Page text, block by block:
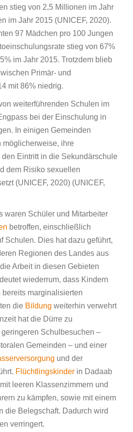
stieg von 2,5 Millionen im Jahr
im Jahr 2015 (UNICEF, 2020).
97 Mädchen pro 100 Jungen
stieg von 67%
im Jahr 2015. Trotzdem blieb
Primär- und
mit 86% niedrig.
weiterführenden Schulen im
bei der Einschulung in
In einigen Gemeinden
möglicherweise, ihre
den Eintritt in die Sekundärschule
dem Risiko sexuellen
(UNICEF, 2020) (UNICEF,
waren Schüler und Mitarbeiter
betroffen, einschließlich
Schulen. Dies hat dazu geführt,
Regionen des Landes aus
Arbeit in diesen Gebieten
wiederrum, dass Kindern
marginalisierten
die Bildung weiterhin verwehrt
hat die Dürre zu
Schulbesuchen –
Gemeinden – und einer
und der
Flüchtlingskinder in Dadaab
leeren Klassenzimmern und
zu kämpfen, sowie mit einem
die Belegschaft. Dadurch wird
verringert.